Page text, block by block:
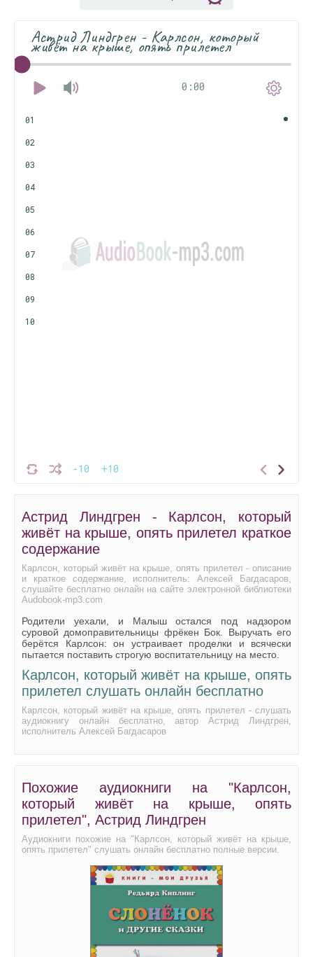
Астрид Линдгрен - Карлсон, который
живёт на крыше, опять прилетел
0:00
-10 +10
01
02
03
04
05
06
07
08
09
10
Астрид Линдгрен - Карлсон, который
живёт на крыше, опять прилетел краткое
содержание
Карлсон, который живёт на крыше, опять прилетел - описание
и краткое содержание, исполнитель: Алексей Багдасаров,
слушайте бесплатно онлайн на сайте электронной библиотеки
Audobook-mp3.com
Родители уехали, и Малыш остался под надзором
суровой домоправительницы фрёкен Бок. Выручать его
берётся Карлсон: он устраивает проделки и всячески
пытается поставить строгую воспитательницу на место.
Карлсон, который живёт на крыше, опять
прилетел слушать онлайн бесплатно
Карлсон, который живёт на крыше, опять прилетел - слушать
аудиокнигу онлайн бесплатно, автор Астрид Линдгрен,
исполнитель Алексей Багдасаров
Похожие аудиокниги на "Карлсон,
который живёт на крыше, опять
прилетел", Астрид Линдгрен
Аудиокниги похожие на "Карлсон, который живёт на крыше,
опять прилетел" слушать онлайн бесплатно полные версии.